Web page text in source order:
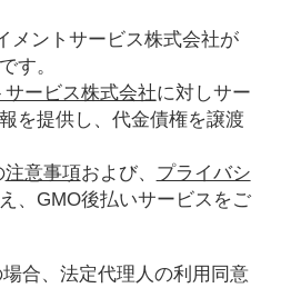
メントサービス株式会社が
す。
ービス株式会社に対しサー
を提供し、代金債権を譲渡
注意事項および、 プライバシ
、GMO後払いサービスをご
合、法定代理人の利用同意